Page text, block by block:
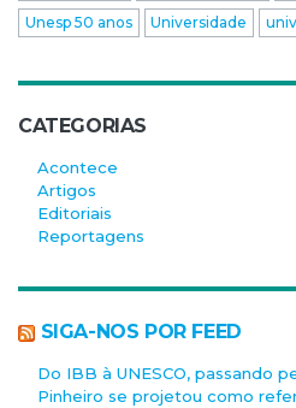
Unesp 50 anos
Universidade
CATEGORIAS
Acontece
Artigos
Editoriais
Reportagens
SIGA-NOS POR FEED
Do IBB à UNESCO, passando
Pinheiro se projetou como